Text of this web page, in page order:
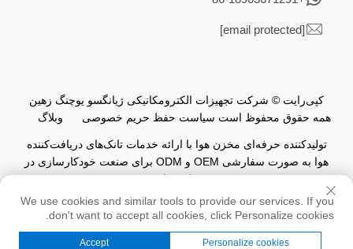
[email protected]
کپی‌رایت © شرکت تجهیزات الکترومکانیکی ژیانگسو یوچنگ زهین
همه حقوق محفوظ است سیاست حفظ حریم خصوصی وبلاگ
تولیدکننده حرفه‌ای مخزن هوا با ارائه خدمات تانک‌های دریافت‌کننده
هوا به صورت سفارشی OEM و ODM برای صنعت خودکارسازی در
سطح جهانی.
We use cookies and similar tools to provide our services. If you
don't want to accept all cookies, click Personalize cookies.
Personalize cookies
Accept